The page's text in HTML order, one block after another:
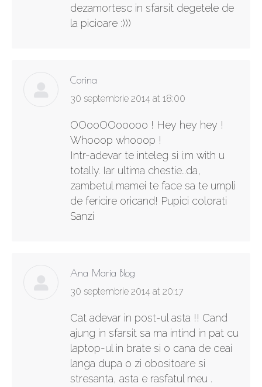
dezamortesc in sfarsit degetele de
la picioare :)))
Corina
says:
30 septembrie 2014 at 18:00
OOooOOooooo ! Hey hey hey !
Whooop whooop !
Intr-adevar te inteleg si i;m with u
totally. Iar ultima chestie…da,
zambetul mamei te face sa te umpli
de fericire oricand! Pupici colorati
Sanzi
Ana Maria Blog
says:
30 septembrie 2014 at 20:17
Cat adevar in post-ul asta !! Cand
ajung in sfarsit sa ma intind in pat cu
laptop-ul in brate si o cana de ceai
langa dupa o zi obositoare si
stresanta, asta e rasfatul meu .